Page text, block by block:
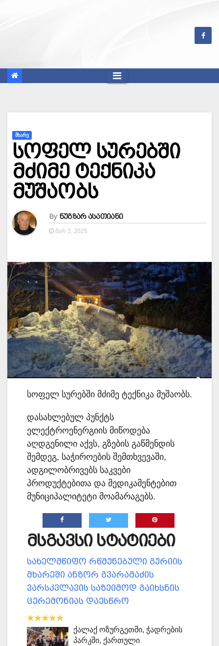
ᲛᲮᲐᲠᲔ
სოფელ სურებში
მძიმე ტექნიკა
მუშაობს
By ნუგზარ ასათიანი
ᲛᲐᲠ 2, 2025
სოფელ სურებში მძიმე ტექნიკა მუშაობს.
დასახლებულ პუნქტს
ელექტროენერგიის მიწოდება
აღდგენილი აქვს, გზების გაწმენდის
შემდეგ, საჭიროების შემთხვევაში,
ადგილობრივებს საკვები
პროდუქტებითა და მედიკამენტებით
მუნიციპალიტეტი მოამარაგებს.
მსგავსი სტატიები
სახელმწიფო რწმუნებული გურიის
მხარეში ანზორ გვარამაძის
ვარსკვლავის საზეიმოდ გაიხსნის
ცერემონიას დაესწრო
ქალაქ ოზურგეთში, ჭადრების
პარკში, ქართული